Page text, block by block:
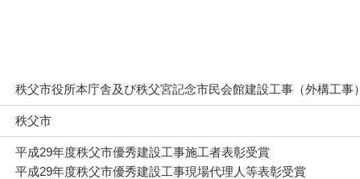
秩父市役所本庁舎及び秩父宮記念市民会館建設工事（外構工事）
秩父市
平成29年度秩父市優秀建設工事施工者表彰受賞
平成29年度秩父市優秀建設工事現場代理人等表彰受賞